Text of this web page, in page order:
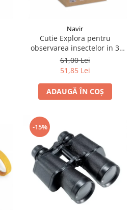
Navir
Cutie Explora pentru
observarea insectelor in 3
directii, Navir
61,00 Lei
51,85 Lei
ADAUGĂ ÎN COȘ
-15%